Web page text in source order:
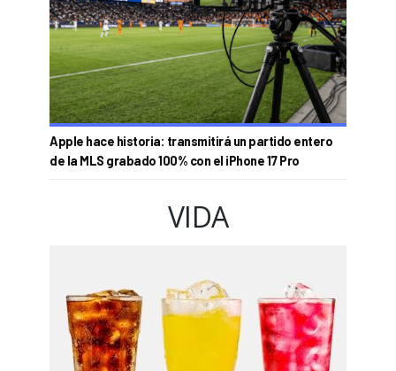
Apple hace historia: transmitirá un partido entero
de la MLS grabado 100% con el iPhone 17 Pro
VIDA